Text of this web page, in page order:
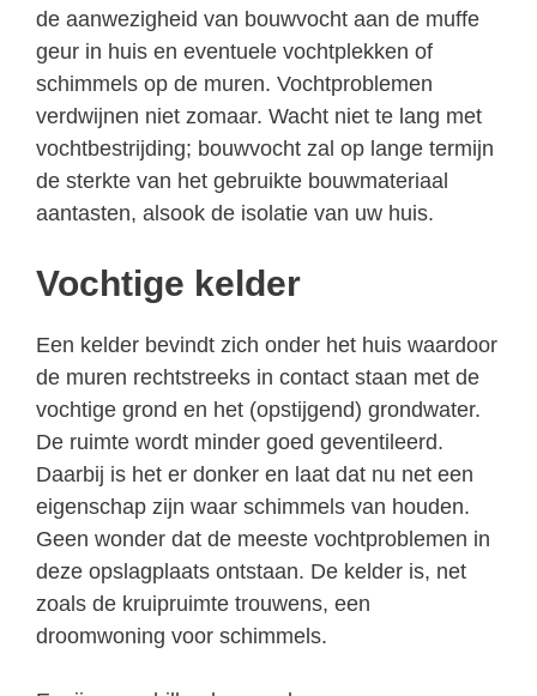
de aanwezigheid van bouwvocht aan de muffe
geur in huis en eventuele vochtplekken of
schimmels op de muren. Vochtproblemen
verdwijnen niet zomaar. Wacht niet te lang met
vochtbestrijding; bouwvocht zal op lange termijn
de sterkte van het gebruikte bouwmateriaal
aantasten, alsook de isolatie van uw huis.
Vochtige kelder
Een kelder bevindt zich onder het huis waardoor
de muren rechtstreeks in contact staan met de
vochtige grond en het (opstijgend) grondwater.
De ruimte wordt minder goed geventileerd.
Daarbij is het er donker en laat dat nu net een
eigenschap zijn waar schimmels van houden.
Geen wonder dat de meeste vochtproblemen in
deze opslagplaats ontstaan. De kelder is, net
zoals de kruipruimte trouwens, een
droomwoning voor schimmels.